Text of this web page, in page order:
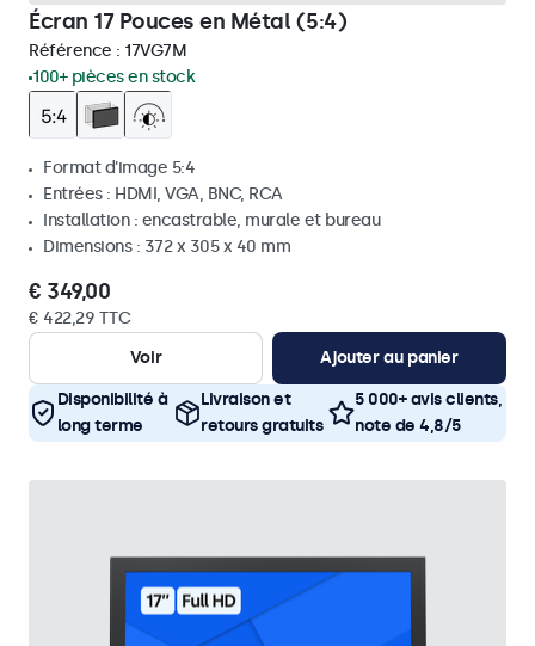
Écran 17 Pouces en Métal (5:4)
Référence : 17VG7M
100+ pièces en stock
Format d'image 5:4
Entrées : HDMI, VGA, BNC, RCA
Installation : encastrable, murale et bureau
Dimensions : 372 x 305 x 40 mm
€ 349,00
€ 422,29 TTC
Voir
Ajouter au panier
Disponibilité à
long terme
Livraison et
retours gratuits
5 000+ avis clients,
note de 4,8/5